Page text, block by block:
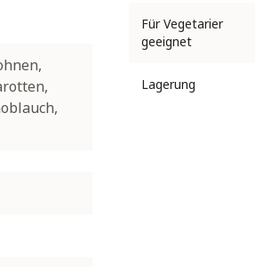
Für Vegetarier
geeignet
Lagerung